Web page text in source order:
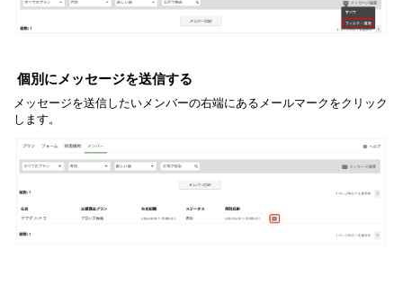
個別にメッセージを送信する
メッセージを送信したいメンバーの右端にあるメールマークをクリック
します。